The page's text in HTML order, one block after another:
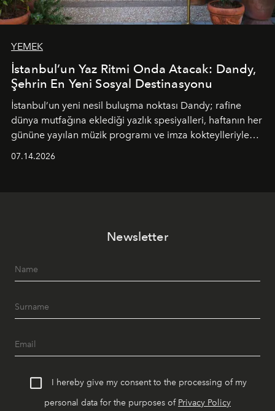
YEMEK
İstanbul’un Yaz Ritmi Onda Atacak: Dandy,
Şehrin En Yeni Sosyal Destinasyonu
İstanbul’un yeni nesil buluşma noktası Dandy; rafine
dünya mutfağına eklediği yazlık spesiyalleri, haftanın her
gününe yayılan müzik programı ve imza kokteylleriyle
07.14.2026
Newsletter
I hereby give my consent to the processing of my
personal data for the purposes of Privacy Policy